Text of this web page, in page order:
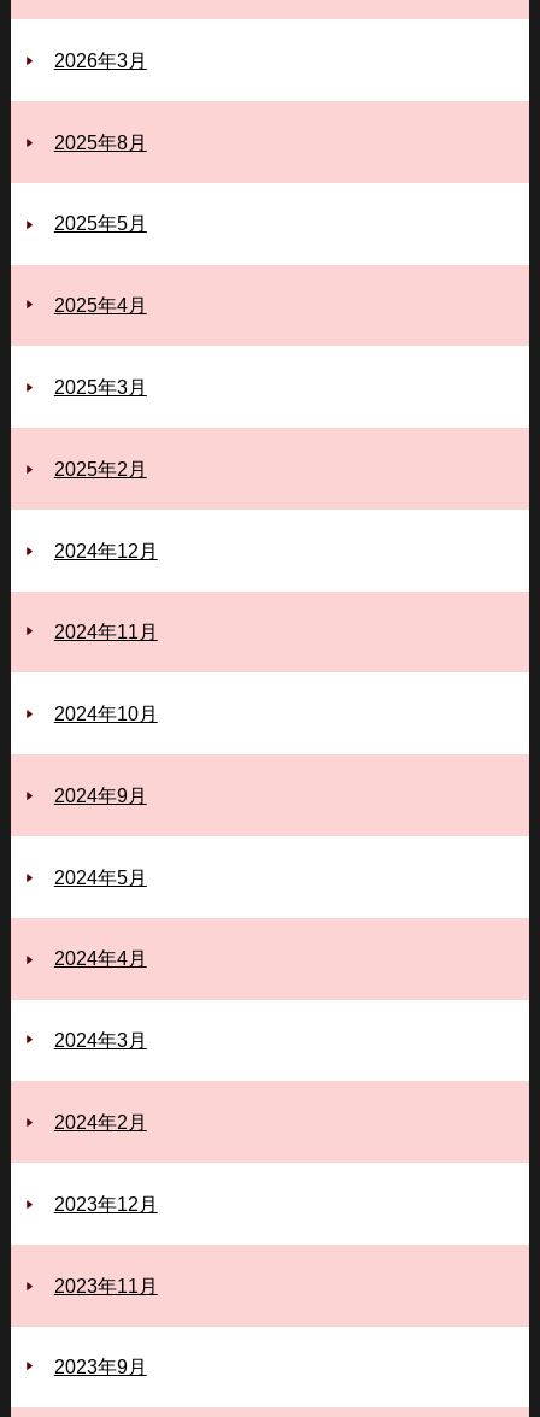
2026年3月
2025年8月
2025年5月
2025年4月
2025年3月
2025年2月
2024年12月
2024年11月
2024年10月
2024年9月
2024年5月
2024年4月
2024年3月
2024年2月
2023年12月
2023年11月
2023年9月